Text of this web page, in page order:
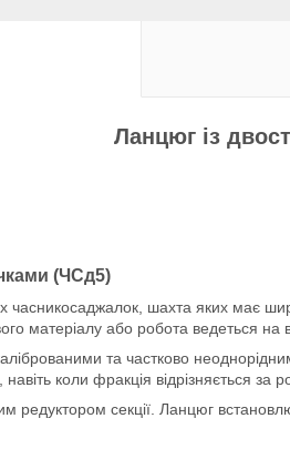
Ланцюг із
(ЧСд5)
часникосаджалок, шахта яких має
матеріалу або робота ведеться
та частково
коли фракція відрізняється за
редуктором секції. Ланцюг